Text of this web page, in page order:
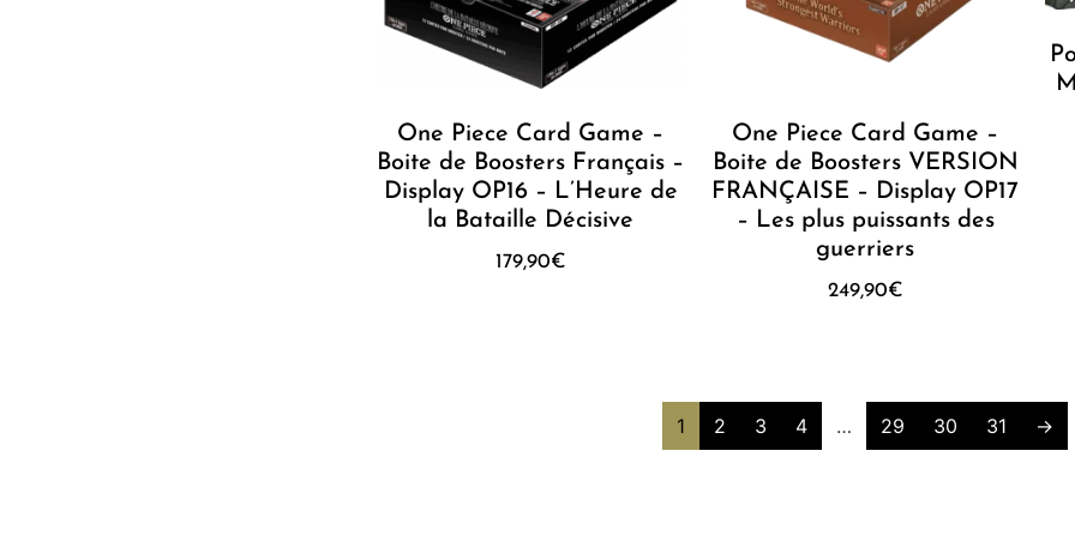
One Piece Card Game –
Boite de Boosters Français –
Display OP16 – L’Heure de
la Bataille Décisive
179,90€
One Piece Card Game –
Boite de Boosters VERSION
FRANÇAISE – Display OP17
– Les plus puissants des
guerriers
249,90€
1 2 3 4 … 29 30 31 →